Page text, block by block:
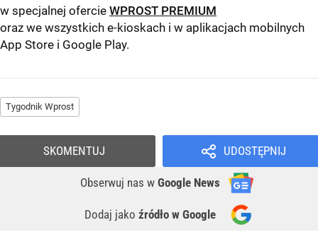
w specjalnej ofercie WPROST PREMIUM
oraz we wszystkich e-kioskach i w aplikacjach mobilnych
App Store i Google Play.
Tygodnik Wprost
UDOSTĘPNIJ
Obserwuj nas w Google News
Dodaj jako źródło w Google
SKOMENTUJ